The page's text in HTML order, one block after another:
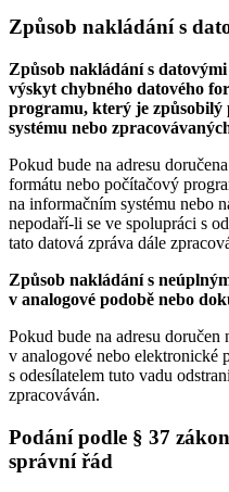
Způsob nakládání s
Způsob nakládání s
výskyt chybného datového
programu, který je
systému nebo
Pokud bude na adresu
formátu nebo počítačový
na informačním systému nebo
nepodaří-li se ve spolupráci s
tato datová zpráva dále
Způsob nakládání s
v analogové podobě nebo
Pokud bude na adresu
v analogové nebo elektronické
s odesílatelem tuto vadu
zpracováván.
Podání podle § 37
správní řád